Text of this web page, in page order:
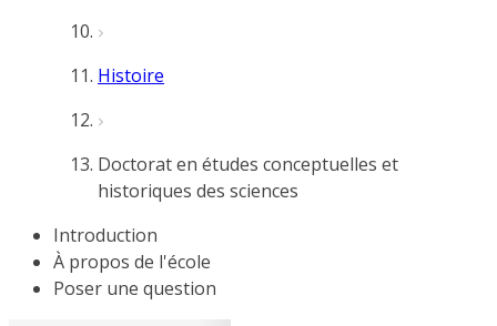
Histoire
Doctorat en études conceptuelles et
historiques des sciences
Introduction
À propos de l'école
Poser une question